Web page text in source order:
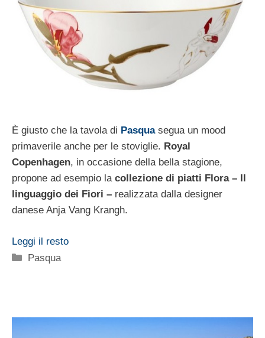
È giusto che la tavola di Pasquasegua un mood
primaverile anche per le stoviglie. Royal
Copenhagen, in occasione della bella stagione,
propone ad esempio la collezione di piatti Flora – Il
linguaggio dei Fiori – realizzata dalla designer
danese Anja Vang Krangh.
Leggi il resto
Categorie
Pasqua